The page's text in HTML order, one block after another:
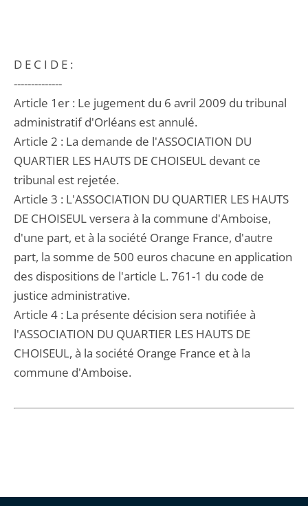
D E C I D E :
--------------
Article 1er : Le jugement du 6 avril 2009 du tribunal
administratif d'Orléans est annulé.
Article 2 : La demande de l'ASSOCIATION DU
QUARTIER LES HAUTS DE CHOISEUL devant ce
tribunal est rejetée.
Article 3 : L'ASSOCIATION DU QUARTIER LES HAUTS
DE CHOISEUL versera à la commune d'Amboise,
d'une part, et à la société Orange France, d'autre
part, la somme de 500 euros chacune en application
des dispositions de l'article L. 761-1 du code de
justice administrative.
Article 4 : La présente décision sera notifiée à
l'ASSOCIATION DU QUARTIER LES HAUTS DE
CHOISEUL, à la société Orange France et à la
commune d'Amboise.